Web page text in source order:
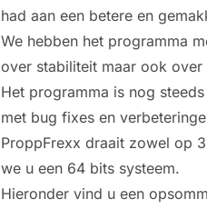
had aan een betere en
We hebben het programma
over stabiliteit maar ook
Het programma is nog
met bug fixes en
ProppFrexx draait zowel op
we u een 64 bits systeem.
Hieronder vind u een